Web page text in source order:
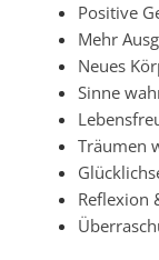
Positive
Mehr
Neues
Sinne
Träumen
Reflexion